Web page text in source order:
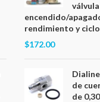
encendido/
rendimiento y
$172.00
de
de